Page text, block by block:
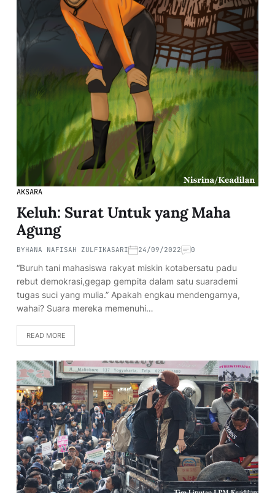
AKSARA
Keluh: Surat Untuk yang Maha
Agung
BYHANA NAFISAH ZULFIKASARI 24/09/2022 0
“Buruh tani mahasiswa rakyat miskin kotabersatu padu
rebut demokrasi,gegap gempita dalam satu suarademi
tugas suci yang mulia.” Apakah engkau mendengarnya,
wahai? Suara mereka memenuhi…
READ MORE